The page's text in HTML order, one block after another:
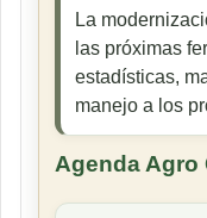
La
las próximas
estadísticas,
manejo a los
Agenda Agro